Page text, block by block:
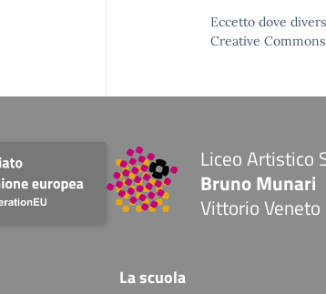
Eccetto dove
Creative
Liceo Artistico
Bruno Munari
Vittorio Veneto
La scuola